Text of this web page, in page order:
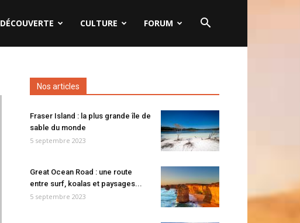
DÉCOUVERTE CULTURE FORUM
Nos articles
Fraser Island : la plus grande île de
sable du monde
5 septembre 2023
Great Ocean Road : une route
entre surf, koalas et paysages...
5 septembre 2023